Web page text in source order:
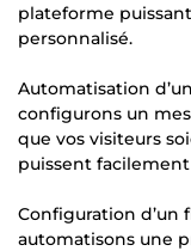
plateforme
personnalisé.
Automatisation
configurons un
que vos visiteurs
puissent
Configuration d’un
automatisons une